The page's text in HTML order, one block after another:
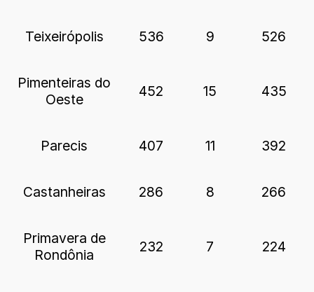
Teixeirópolis 536 9 526
Pimenteiras do
Oeste
452 15 435
Parecis 407 11 392
Castanheiras 286 8 266
Primavera de
Rondônia
232 7 224